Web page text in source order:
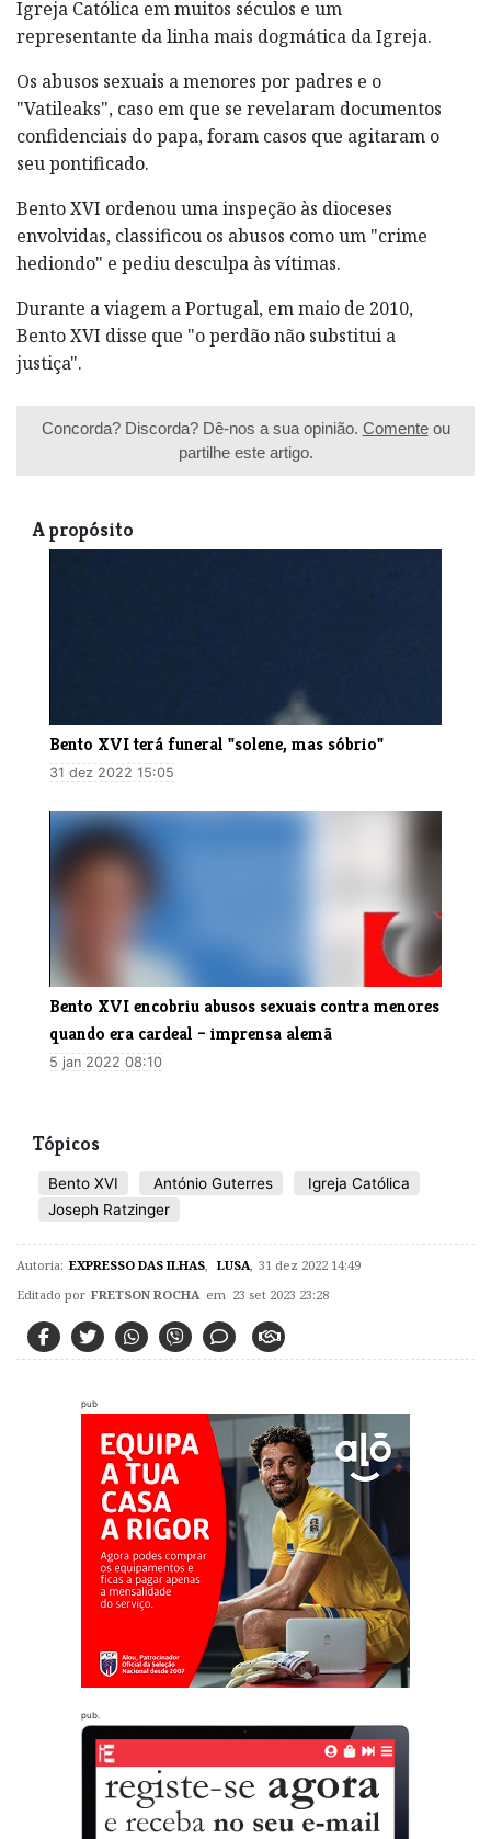
Igreja Católica em muitos séculos e um
representante da linha mais dogmática da Igreja.
Os abusos sexuais a menores por padres e o
"Vatileaks", caso em que se revelaram documentos
confidenciais do papa, foram casos que agitaram o
seu pontificado.
Bento XVI ordenou uma inspeção às dioceses
envolvidas, classificou os abusos como um "crime
hediondo" e pediu desculpa às vítimas.
Durante a viagem a Portugal, em maio de 2010,
Bento XVI disse que "o perdão não substitui a
justiça".
Concorda? Discorda? Dê-nos a sua opinião. Comenteou
partilhe este artigo.
A propósito
​Bento XVI terá funeral "solene, mas sóbrio"
31 dez 2022 15:05
Bento XVI encobriu abusos sexuais contra menores
quando era cardeal – imprensa alemã
5 jan 2022 08:10
Tópicos
Bento XVI António Guterres
Igreja Católica
Joseph Ratzinger
Autoria: EXPRESSO DAS ILHAS LUSA 31 dez 2022 14:49
Editado por FRETSON ROCHA em 23 set 2023 23:28
pub
pub.